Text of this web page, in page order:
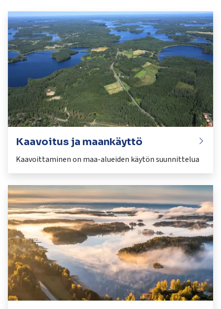
ja
pyyhkäisyliikkeitä.
Kaavoitus ja maankäyttö
Kaavoittaminen on maa-alueiden käytön suunnittelua